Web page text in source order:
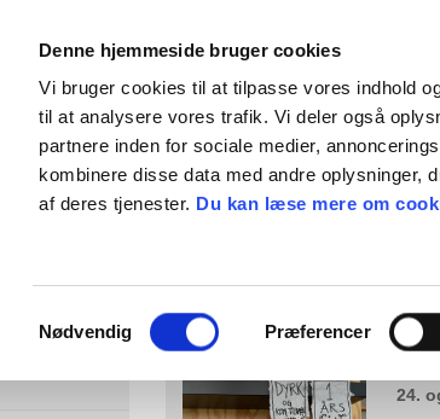
Denne hjemmeside bruger cookies
Vi bruger cookies til at tilpasse vores indhold
til at analysere vores trafik. Vi deler også
partnere inden for sociale medier,
kombinere disse data med andre oplysninger,
af deres tjenester. Du kan læse mere om
Samtykkevalg
Nødvendig Præferencer
Bliv medlem Giv en gave
Endnu et
24.